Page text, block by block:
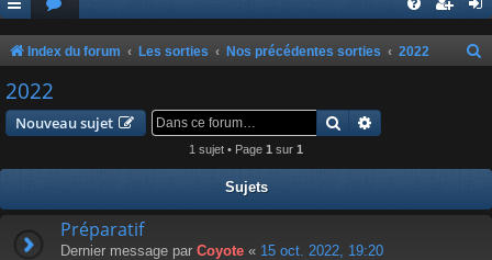
Index du forum Les sorties Nos précédentes sorties 2022
2022
Nouveau sujet Rechercher
1 sujet • Page 1 sur 1
Sujets
Préparatif
Dernier message par Coyote « 15 oct. 2022, 19:20